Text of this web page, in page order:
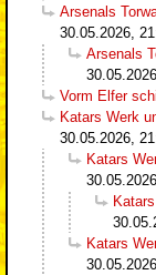
Arsenals
30.05.2026,
Arsenals
Vorm Elfer
Katars Werk
30.05.2026,
Katars
Katars